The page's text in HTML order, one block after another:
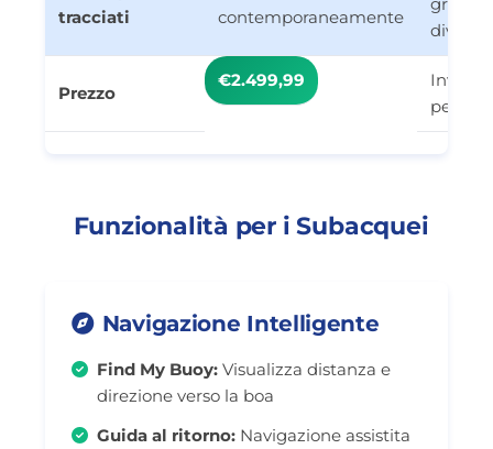
tracciati
contemporaneamente
diving
Prezzo
€2.499,99
per la
Funzionalità per i Subacquei
Navigazione Intelligente
Find My Buoy: Visualizza distanza e
direzione verso la boa
Guida al ritorno: Navigazione assistita